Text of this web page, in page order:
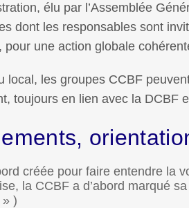
élu par l’Assemblée
dont les responsables sont
pour une action globale
local, les groupes CCBF
toujours en lien avec la DCBF
créée pour faire entendre la
la CCBF a d’abord marqué
» )